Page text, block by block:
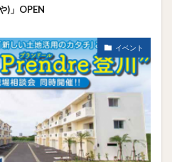
)」OPEN
イベント